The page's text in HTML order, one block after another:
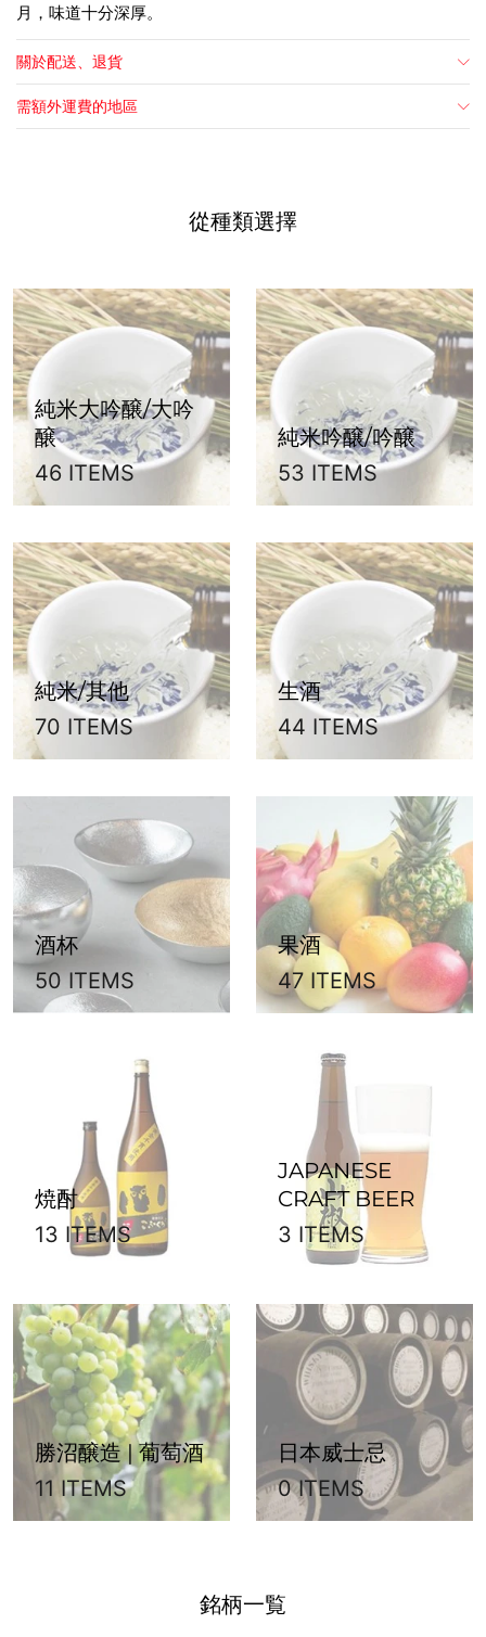
月，味道十分深厚。
關於配送、退貨
需額外運費的地區
從種類選擇
純米大吟醸/大吟
醸
46 ITEMS
純米吟醸/吟醸
53 ITEMS
純米/其他
70 ITEMS
生酒
44 ITEMS
酒杯
50 ITEMS
果酒
47 ITEMS
焼酎
13 ITEMS
JAPANESE
CRAFT BEER
3 ITEMS
勝沼醸造 | 葡萄酒
11 ITEMS
日本威士忌
0 ITEMS
銘柄一覧